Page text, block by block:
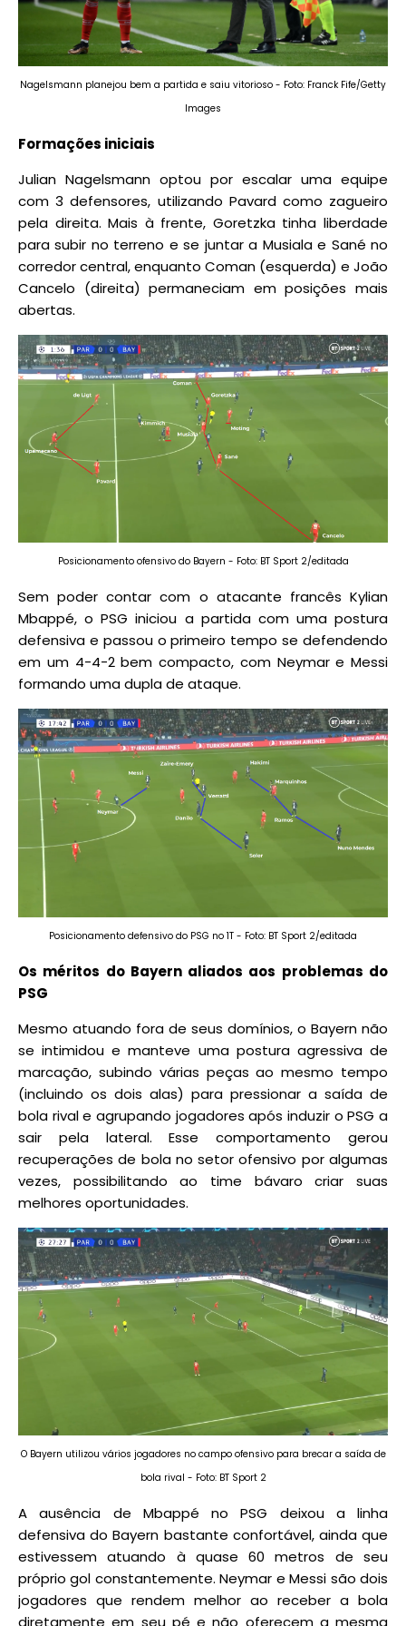
Nagelsmann planejou bem a partida e saiu vitorioso - Foto: Franck Fife/Getty
Images
Formações iniciais
Julian Nagelsmann optou por escalar uma equipe
com 3 defensores, utilizando Pavard como zagueiro
pela direita. Mais à frente, Goretzka tinha liberdade
para subir no terreno e se juntar a Musiala e Sané no
corredor central, enquanto Coman (esquerda) e João
Cancelo (direita) permaneciam em posições mais
abertas.
Posicionamento ofensivo do Bayern - Foto: BT Sport 2/editada
Sem poder contar com o atacante francês Kylian
Mbappé, o PSG iniciou a partida com uma postura
defensiva e passou o primeiro tempo se defendendo
em um 4-4-2 bem compacto, com Neymar e Messi
formando uma dupla de ataque.
Posicionamento defensivo do PSG no 1T - Foto: BT Sport 2/editada
Os méritos do Bayern aliados aos problemas do
PSG
Mesmo atuando fora de seus domínios, o Bayern não
se intimidou e manteve uma postura agressiva de
marcação, subindo várias peças ao mesmo tempo
(incluindo os dois alas) para pressionar a saída de
bola rival e agrupando jogadores após induzir o PSG a
sair pela lateral. Esse comportamento gerou
recuperações de bola no setor ofensivo por algumas
vezes, possibilitando ao time bávaro criar suas
melhores oportunidades.
O Bayern utilizou vários jogadores no campo ofensivo para brecar a saída de
bola rival - Foto: BT Sport 2
A ausência de Mbappé no PSG deixou a linha
defensiva do Bayern bastante confortável, ainda que
estivessem atuando à quase 60 metros de seu
próprio gol constantemente. Neymar e Messi são dois
jogadores que rendem melhor ao receber a bola
diretamente em seu pé e não oferecem a mesma